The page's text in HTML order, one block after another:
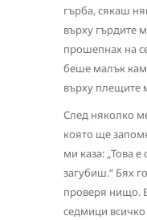
гърба, сякаш
върху гърдите
прошепнах на
беше малък
върху плещите
След няколко
която ще
ми каза: „Това
загубиш.“ Бях
проверя нищо.
седмици